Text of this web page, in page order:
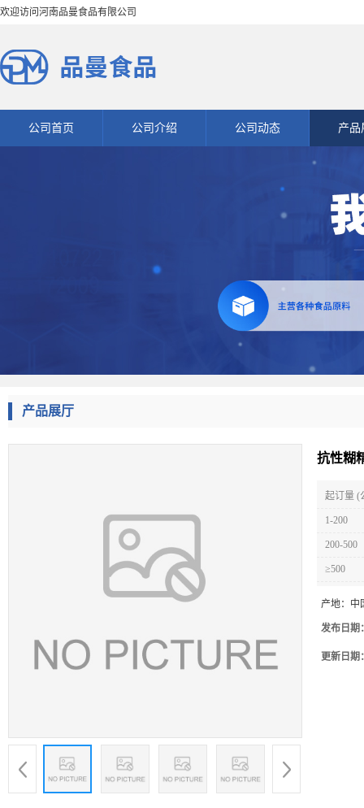
欢迎访问河南品曼食品有限公司
公司首页 公司介绍 公司动态 产品
产品展厅
抗性糊
起订量 (
1-200
200-500
≥500
产地： 中
发布日期
更新日期